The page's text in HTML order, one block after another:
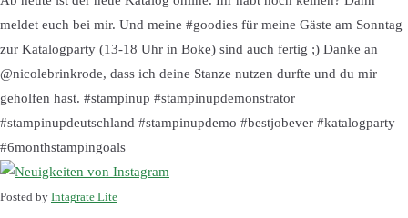
meldet euch bei mir. Und meine #goodies für meine Gäste am Sonntag
zur Katalogparty (13-18 Uhr in Boke) sind auch fertig ;) Danke an
@nicolebrinkrode, dass ich deine Stanze nutzen durfte und du mir
geholfen hast. #stampinup #stampinupdemonstrator
#stampinupdeutschland #stampinupdemo #bestjobever #katalogparty
#6monthstampingoals
Posted by Intagrate Lite